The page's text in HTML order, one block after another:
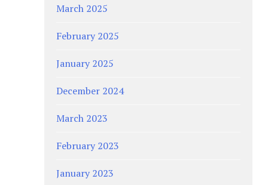
March 2025
February 2025
January 2025
December 2024
March 2023
February 2023
January 2023